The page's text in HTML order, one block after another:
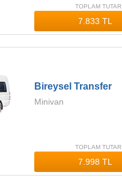
TOPLAM TUTAR
Bireysel Transfer
Minivan
TOPLAM TUTAR